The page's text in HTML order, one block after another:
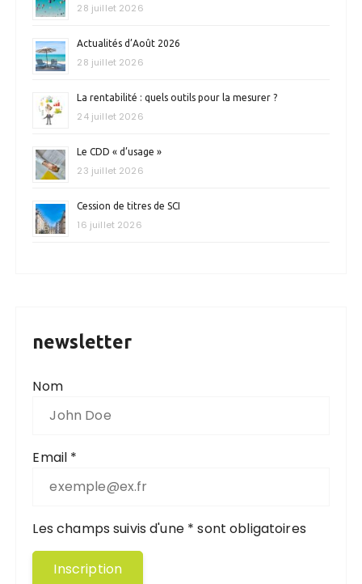
28 juillet 2026
Actualités d’Août 2026
28 juillet 2026
La rentabilité : quels outils pour la mesurer ?
24 juillet 2026
Le CDD « d’usage »
23 juillet 2026
Cession de titres de SCI
16 juillet 2026
newsletter
Nom
Email *
Les champs suivis d'une * sont obligatoires